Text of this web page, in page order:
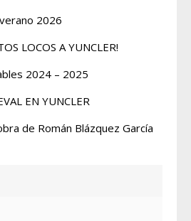
2026
LOCOS A YUNCLER!
2024 – 2025
EN YUNCLER
de Román Blázquez García